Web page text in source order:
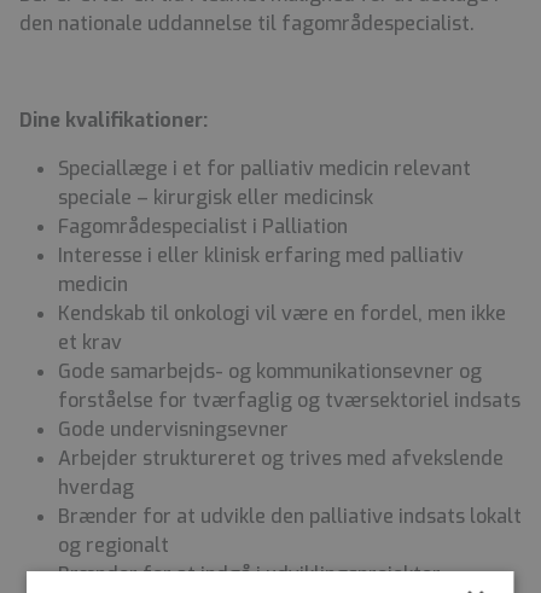
den nationale uddannelse til fagområdespecialist.
Dine kvalifikationer:
Speciallæge i et for palliativ medicin relevant
speciale – kirurgisk eller medicinsk
Fagområdespecialist i Palliation
Interesse i eller klinisk erfaring med palliativ
medicin
Kendskab til onkologi vil være en fordel, men ikke
et krav
Gode samarbejds- og kommunikationsevner og
forståelse for tværfaglig og tværsektoriel indsats
Gode undervisningsevner
Arbejder struktureret og trives med afvekslende
hverdag
Brænder for at udvikle den palliative indsats lokalt
og regionalt
Brænder for at indgå i udviklingsprojekter